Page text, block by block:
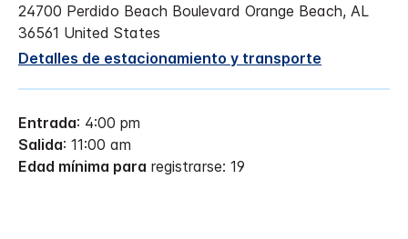
24700 Perdido Beach Boulevard Orange Beach, AL
36561 United States
Detalles de estacionamiento y transporte
Entrada: 4:00 pm
Salida: 11:00 am
Edad mínima para registrarse: 19